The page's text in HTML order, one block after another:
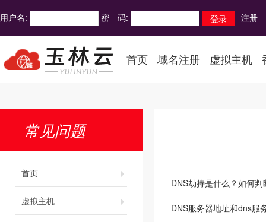
用户名: 密 码: 注册
首页 域名注册 虚拟主机
常见问题
首页
虚拟主机
DNS劫持是什么？如何
DNS服务器地址和dns服